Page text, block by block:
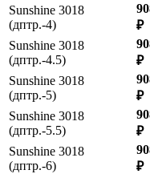
Sunshine 3018
(дптр.-4)
₽
Sunshine 3018
(дптр.-4.5)
₽
Sunshine 3018
(дптр.-5)
₽
Sunshine 3018
(дптр.-5.5)
₽
Sunshine 3018
(дптр.-6)
₽